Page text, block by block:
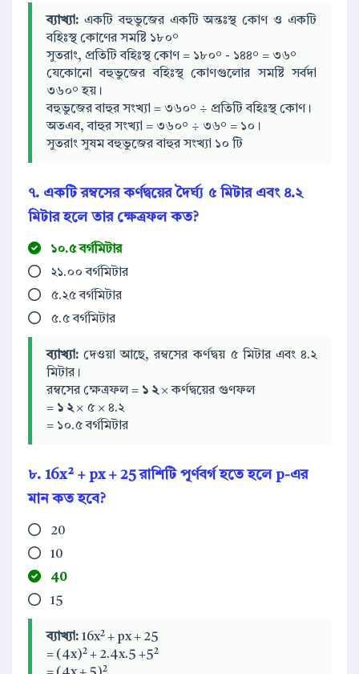
ব্যাখ্যা: একটি বহুভুজের একটি অন্তঃস্থ কোণ ও একটি
বহিঃস্থ কোণের সমষ্টি ১৮০°
সুতরাং, প্রতিটি বহিঃস্থ কোণ = ১৮০° - ১৪৪° = ৩৬°
যেকোনো বহুভুজের বহিঃস্থ কোণগুলোর সমষ্টি সর্বদা
৩৬০° হয়।
বহুভুজের বাহুর সংখ্যা = ৩৬০° ÷ প্রতিটি বহিঃস্থ কোণ।
অতএব, বাহুর সংখ্যা = ৩৬০° ÷ ৩৬° = ১০।
সুতরাং সুষম বহুভুজের বাহুর সংখ্যা ১০ টি
৭. একটি রম্বসের কর্ণদ্বয়ের দৈর্ঘ্য ৫ মিটার এবং ৪.২
মিটার হলে তার ক্ষেত্রফল কত?
১০.৫ বর্গমিটার
২১.০০ বর্গমিটার
৫.২৫ বর্গমিটার
৫.৫ বর্গমিটার
ব্যাখ্যা: দেওয়া আছে, রম্বসের কর্ণদ্বয় ৫ মিটার এবং ৪.২
মিটার।
রম্বসের ক্ষেত্রফল = ১ ২× কর্ণদ্বয়ের গুণফল
= ১ ২× ৫ × ৪.২
= ১০.৫ বর্গমিটার
৮. 16x² + px + 25 রাশিটি পূর্ণবর্গ হতে হলে p-এর
মান কত হবে?
20
10
40
15
ব্যাখ্যা: 16x² + px + 25
= (4x)² + 2.4x.5 +5²